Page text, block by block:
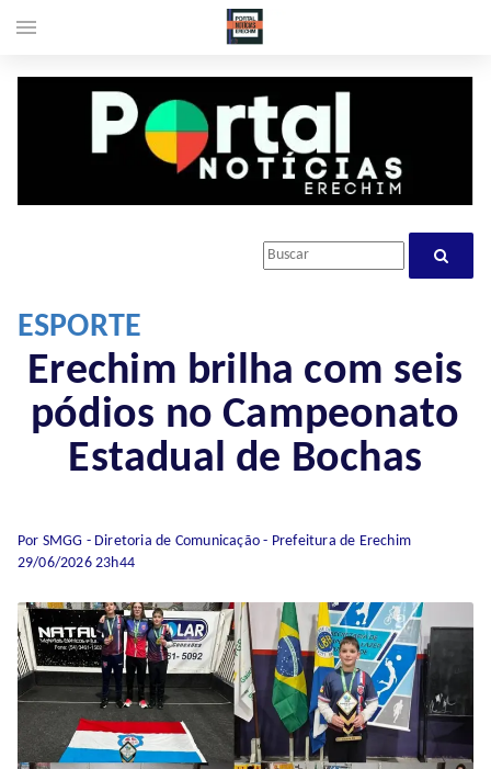
ESPORTE
Erechim brilha com seis
pódios no Campeonato
Estadual de Bochas
Por SMGG - Diretoria de Comunicação - Prefeitura de Erechim
29/06/2026 23h44
menu